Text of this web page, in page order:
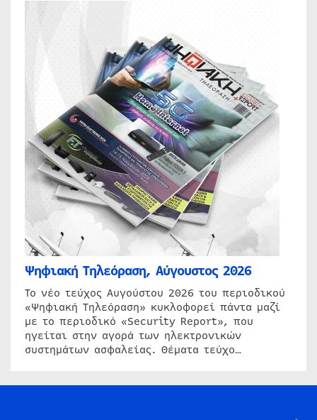
Ψηφιακή Τηλεόραση, Αύγουστος 2026
Το νέο τεύχος Αυγούστου 2026 του περιοδικού
«Ψηφιακή Τηλεόραση» κυκλοφορεί πάντα μαζί
με το περιοδικό «Security Report», που
ηγείται στην αγορά των ηλεκτρονικών
συστημάτων ασφαλείας. Θέματα τεύχο…